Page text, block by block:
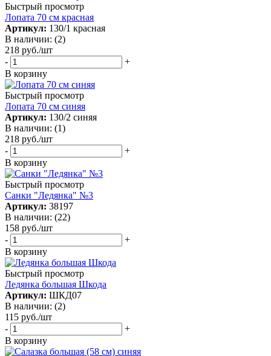
Быстрый просмотр
Лопата 70 см красная
Артикул: 130/1 красная
В наличии: (2)
218 руб./шт
-
+
В корзину
Быстрый просмотр
Лопата 70 см синяя
Артикул: 130/2 синяя
В наличии: (1)
218 руб./шт
-
+
В корзину
Быстрый просмотр
Санки "Ледянка" №3
Артикул: 38197
В наличии: (22)
158 руб./шт
-
+
В корзину
Быстрый просмотр
Ледянка большая Шкода
Артикул: ШКД07
В наличии: (2)
115 руб./шт
-
+
В корзину